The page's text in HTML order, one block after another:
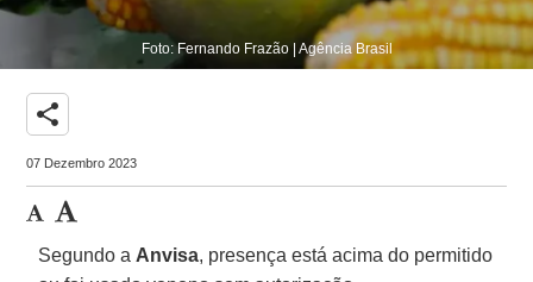
Foto: Fernando Frazão | Agência Brasil
share
07 Dezembro 2023
Segundo a Anvisa, presença está acima do permitido